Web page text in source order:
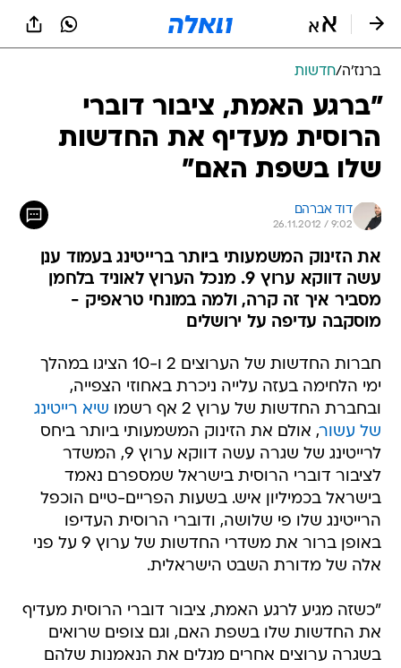
ברנז'ה/חדשות
"ברגע האמת, ציבור דוברי
הרוסית מעדיף את החדשות
שלו בשפת האם"
דוד אברהם
26.11.2012 / 9:02
את הזינוק המשמעותי ביותר ברייטינג בעמוד ענן
עשה דווקא ערוץ 9. מנכל הערוץ לאוניד בלחמן
מסביר איך זה קרה, ולמה במונחי טראפיק -
מוסקבה עדיפה על ירושלים
חברות החדשות של הערוצים 2 ו-10 הציגו במהלך
ימי הלחימה בעזה עלייה ניכרת באחוזי הצפייה,
ובחברת החדשות של ערוץ 2 אף רשמו
שיא רייטינג
של עשור, אולם את הזינוק המשמעותי ביותר ביחס
לרייטינג של שגרה עשה דווקא ערוץ 9, המשדר
לציבור דוברי הרוסית בישראל שמספרם נאמד
בישראל בכמיליון איש. בשעות הפריים-טיים הוכפל
הרייטינג שלו פי שלושה, ודוברי הרוסית העדיפו
באופן ברור את משדרי החדשות של ערוץ 9 על פני
אלה של מדורת השבט הישראלית.
"כשזה מגיע לרגע האמת, ציבור דוברי הרוסית מעדיף
את החדשות שלו בשפת האם, וגם צופים שרואים
בשגרה ערוצים אחרים מגלים את הנאמנות שלהם